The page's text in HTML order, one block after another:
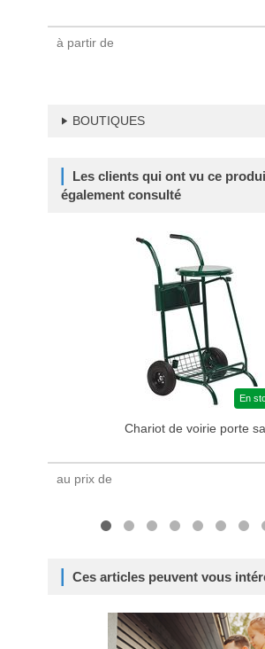
à partir de
BOUTIQUES
Les clients qui ont vu ce
également consulté
En
Chariot de voirie porte
au prix de
Ces articles peuvent vous